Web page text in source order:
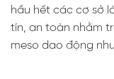
hầu hết các cơ sở
tín, an toàn nhằm
meso dao động